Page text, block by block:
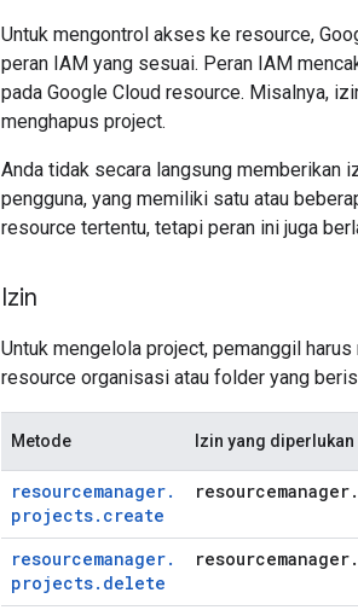
Untuk mengontrol akses ke resource,
peran IAM yang sesuai. Peran IAM
pada Google Cloud resource. Misalnya,
menghapus project.
Anda tidak secara langsung memberikan
pengguna, yang memiliki satu atau
resource tertentu, tetapi peran ini juga
Izin
Untuk mengelola project, pemanggil
resource organisasi atau folder yang
Metode Izin yang diperlukan
resourcemanager.
projects. create
resourcemanager.
resourcemanager.
projects. delete
resourcemanager.